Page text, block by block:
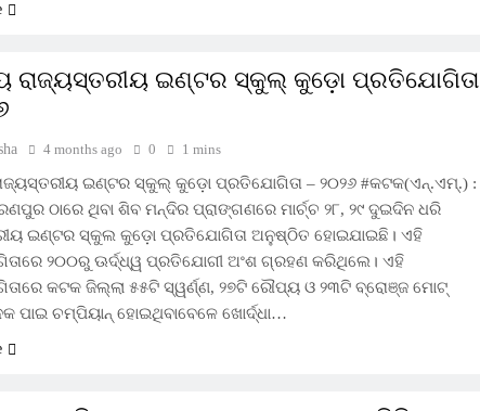
ରାଜ୍ୟସ୍ତରୀୟ ଇଣ୍ଟର ସ୍କୁଲ୍ କୁଡ଼ୋ ପ୍ରତିଯୋଗିତା
4 months ago 0 1 mins
ଇଣ୍ଟର ସ୍କୁଲ୍ କୁଡ଼ୋ ପ୍ରତିଯୋଗିତା – ୨୦୨୬ #କଟକ(ଏନ୍‌.ଏମ୍‌.) :
ଠାରେ ଥିବା ଶିବ ମନ୍ଦିର ପ୍ରାଙ୍ଗଣରେ ମାର୍ଚ୍ଚ ୨୮, ୨୯ ଦୁଇଦିନ ଧରି
ଇଣ୍ଟର ସ୍କୁଲ କୁଡ଼ୋ ପ୍ରତିଯୋଗିତା ଅନୁଷ୍ଠିତ ହୋଇଯାଇଛି। ଏହି
୨୦୦ରୁ ଊର୍ଦ୍ଧ୍ୱ ପ୍ରତିଯୋଗୀ ଅଂଶ ଗ୍ରହଣ କରିଥିଲେ। ଏହି
କଟକ ଜିଲ୍ଲା ୫୫ଟି ସ୍ୱର୍ଣ୍ଣ, ୨୭ଟି ରୌପ୍ୟ ଓ ୨୩ଟି ବ୍ରୋଞ୍ଜ ମୋଟ୍
ପାଇ ଚମ୍ପିୟାନ୍ ହୋଇଥିବାବେଳେ ଖୋର୍ଦ୍ଧା…